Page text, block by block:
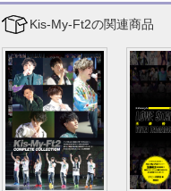
Kis-My-Ft2の関連商品